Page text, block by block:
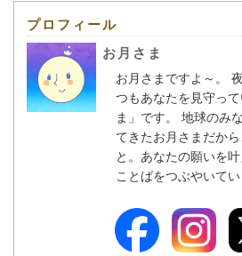
プロフィール
お月さま
お月さまですよ～。
つもあなたを見守っ
ま」です。 地球のみ
てきたお月さまだか
と。あなたの願いを
ことばをつぶやいてい